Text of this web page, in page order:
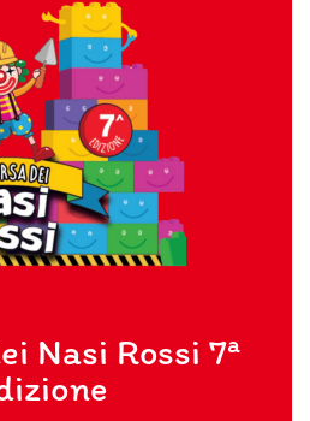
Nasi Rossi 7ª